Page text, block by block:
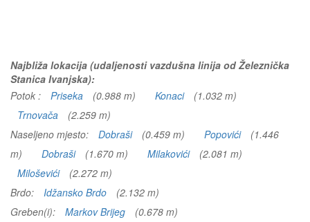
Najbliža lokacija (udaljenosti vazdušna linija od Železnička
Stanica Ivanjska):
Potok :
Priseka (0.988 m) Konaci
(1.032 m)
Trnovača
(2.259 m)
Naseljeno mjesto:
Dobraši (0.459 m) Popovići
(1.446
m)
Dobraši (1.670 m) Milakovići
(2.081 m)
Miloševići
(2.272 m)
Brdo:
Idžansko Brdo
(2.132 m)
Greben(i):
Markov Brijeg (0.678 m)